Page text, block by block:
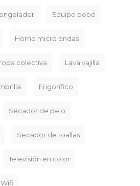
Equipo bebé
Horno micro ondas
colectiva Lava vajilla
Frigorifico
Secador de pelo
Secador de toallas
Televisión en color
Wifi